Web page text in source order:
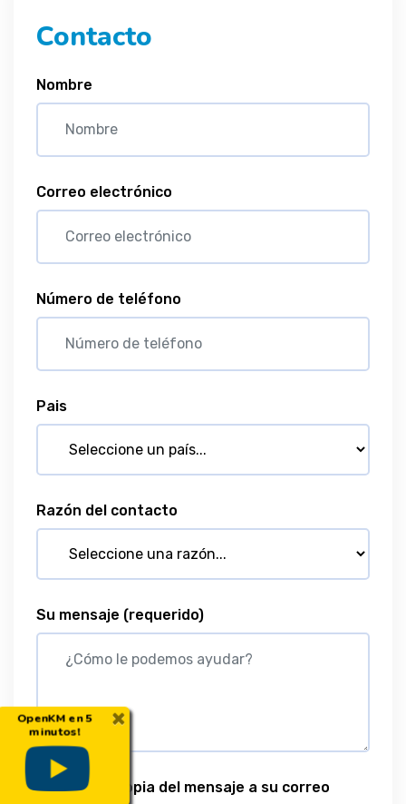
Contacto
Nombre
Correo electrónico
Número de teléfono
Pais
Razón del contacto
Su mensaje (requerido)
Enviar una copia del mensaje a su correo
×
OpenKM en 5
minutos!